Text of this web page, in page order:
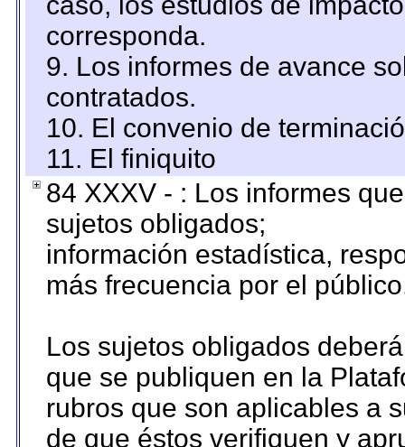
corresponda.
9. Los informes de avance
contratados.
10. El convenio de
11. El finiquito
84 XXXV - : Los informes
sujetos obligados;
información estadística,
más frecuencia por el
Los sujetos obligados
que se publiquen en la
rubros que son aplicables a
de que éstos verifiquen y